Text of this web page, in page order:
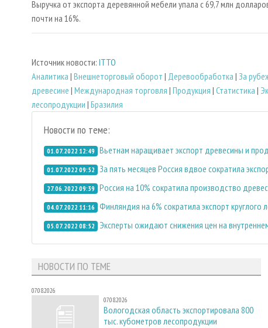
Выручка от экспорта деревянной мебели упала с 69,7 млн
почти на 16%.
Источник новости: ITTO
Аналитика | Внешнеторговый оборот | Деревообработка | За
древесине | Международная торговля | Продукция | Статистика |
лесопродукции | Бразилия
Новости по теме:
01.07.2022 12:49 Вьетнам наращивает экспорт древесины и
01.07.2022 09:52 За пять месяцев Россия вдвое сократила
27.06.2022 09:39 Россия на 10% сократила производство
04.07.2022 11:16 Финляндия на 6% сократила экспорт круглого
05.07.2022 08:52 Эксперты ожидают снижения цен на
НОВОСТИ ПО ТЕМЕ
07.08.2026
07.08.2026
Вологодская область экспортировала 800
тыс. кубометров лесопродукции